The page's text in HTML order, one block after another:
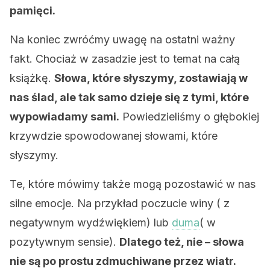
pamięci.
Na koniec zwróćmy uwagę na ostatni ważny
fakt. Chociaż w zasadzie jest to temat na całą
książkę. Słowa, które słyszymy, zostawiają w
nas ślad, ale tak samo dzieje się z tymi, które
wypowiadamy sami. Powiedzieliśmy o głębokiej
krzywdzie spowodowanej słowami, które
słyszymy.
Te, które mówimy także mogą pozostawić w nas
silne emocje. Na przykład poczucie winy ( z
negatywnym wydźwiękiem) lub duma( w
pozytywnym sensie). Dlatego też, nie – słowa
nie są po prostu zdmuchiwane przez wiatr.